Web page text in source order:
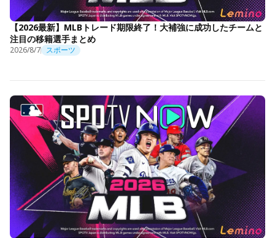
【2026最新】MLBトレード期限終了！大補強に成功したチームと
注目の移籍選手まとめ
2026/8/7 スポーツ